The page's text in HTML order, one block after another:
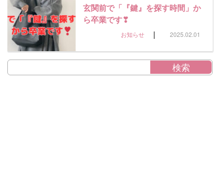
玄関前で「『鍵』を探す時間」か
ら卒業です❣
お知らせ | 2025.02.01